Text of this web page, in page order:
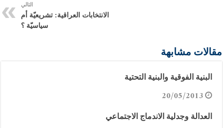
التالي
الانتخابات العراقية: تشريعيّة أم
سياسيّة ؟
مقالات مشابهة
البنية الفوقية والبنية التحتية
20/05/2013
العدالة وجدلية الاندماج الاجتماعي